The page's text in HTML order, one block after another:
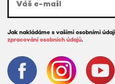
Jak nakládáme s vašimi osobními
zpracování osobních údajů.